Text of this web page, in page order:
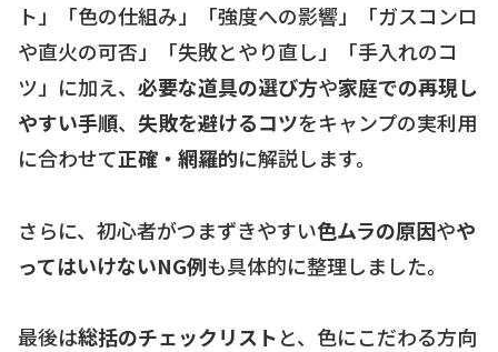
ト」「色の仕組み」「強度への影響」「ガスコンロ
や直火の可否」「失敗とやり直し」「手入れのコ
ツ」に加え、 必要な道具の選び方や家庭での再現し
やすい手順、 失敗を避けるコツをキャンプの実利用
に合わせて正確・網羅的に解説します。
さらに、初心者がつまずきやすい色ムラの原因やや
ってはいけないNG例も具体的に整理しました。
最後は総括のチェックリストと、色にこだわる方向